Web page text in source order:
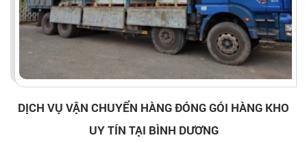
DỊCH VỤ VẬN CHUYỂN HÀNG ĐÓNG GÓI HÀNG KHO
UY TÍN TẠI BÌNH DƯƠNG